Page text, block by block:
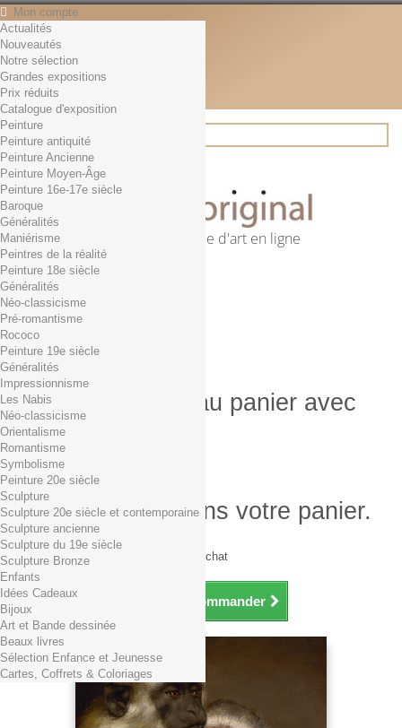
Mon compte
Contact
Français
English
Français
Actualités
Rechercher
Première librairie d'art en ligne
Panier (vide)
Aucun produit
0,01€ dès 29€ d'achat
0,00 € Total
Commander
Produit ajouté au panier avec
succès
Quantité
Total
Il y a 1 produit dans votre panier.
Total produits TTC
Frais de port TTC
0,01€ dès 29€ d'achat
Total TTC
Continuer mes achats Commander
Actualités
Nouveautés
Notre sélection
Grandes expositions
Prix réduits
Catalogue d'exposition
Peinture
Peinture antiquité
Peinture Ancienne
Peinture Moyen-Âge
Peinture 16e-17e siècle
Baroque
Généralités
Maniérisme
Peintres de la réalité
Peinture 18e siècle
Généralités
Néo-classicisme
Pré-romantisme
Rococo
Peinture 19e siècle
Généralités
Impressionnisme
Les Nabis
Néo-classicisme
Orientalisme
Romantisme
Symbolisme
Peinture 20e siècle
Sculpture
Sculpture 20e siècle et contemporaine
Sculpture ancienne
Sculpture du 19e siècle
Sculpture Bronze
Enfants
Idées Cadeaux
Bijoux
Art et Bande dessinée
Beaux livres
Sélection Enfance et Jeunesse
Cartes, Coffrets & Coloriages